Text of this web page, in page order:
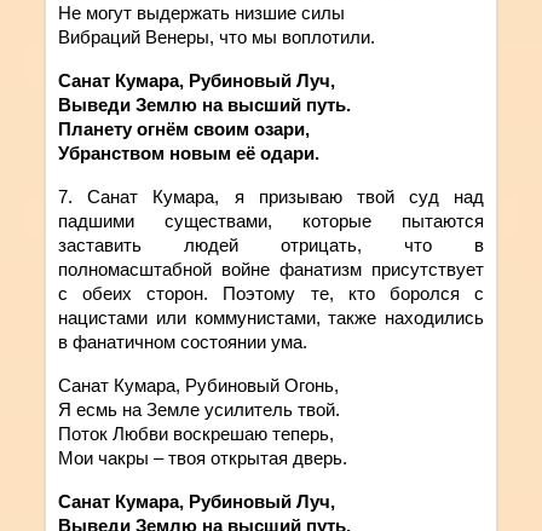
Не могут выдержать низшие силы
Вибраций Венеры, что мы воплотили.
Санат Кумара, Рубиновый Луч,
Выведи Землю на высший путь.
Планету огнём своим озари,
Убранством новым её одари.
7. Санат Кумара, я призываю твой
суд над
падшими существами, которые пытаются
заставить людей отрицать, что в
полномасштабной войне фанатизм присутствует
с обеих сторон. Поэтому те, кто боролся с
нацистами или коммунистами, также находились
в фанатичном состоянии ума.
Санат Кумара, Рубиновый Огонь,
Я есмь на Земле усилитель твой.
Поток Любви воскрешаю теперь,
Мои чакры – твоя открытая дверь.
Санат Кумара, Рубиновый Луч,
Выведи Землю на высший путь.